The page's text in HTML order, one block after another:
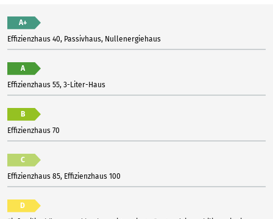
A+
Effizienzhaus 40, Passivhaus, Nullenergiehaus
A
Effizienzhaus 55, 3-Liter-Haus
B
Effizienzhaus 70
C
Effizienzhaus 85, Effizienzhaus 100
D